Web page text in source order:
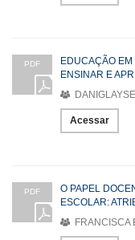
PDF
EDUCAÇÃO EM
ENSINAR E
Acessar
PDF
O PAPEL
ESCOLAR:
FRANCISCA